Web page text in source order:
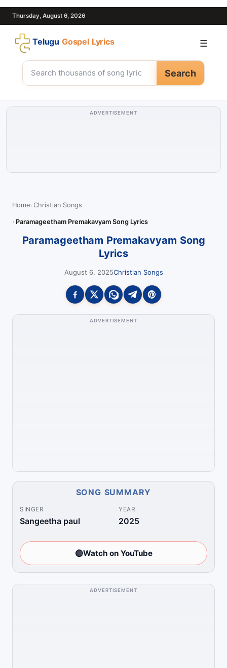
Thursday, August 6, 2026
Telugu Gospel Lyrics
Search
☰
ADVERTISEMENT
Home Christian Songs
Paramageetham Premakavyam Song Lyrics
Paramageetham Premakavyam Song
Lyrics
August 6, 2025Christian Songs
ADVERTISEMENT
SONG SUMMARY
SINGER
Sangeetha paul
YEAR
2025
🔴Watch on YouTube
ADVERTISEMENT